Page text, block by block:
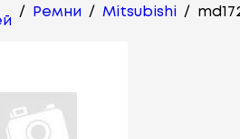
/ Ремни / Mitsubishi /